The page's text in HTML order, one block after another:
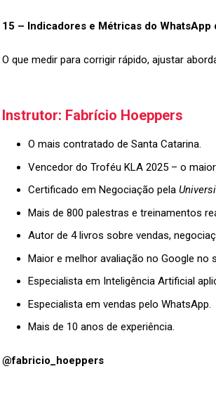
15 – Indicadores e Métricas do WhatsApp
O que medir para corrigir rápido, ajustar
Instrutor: Fabrício Hoeppers
O mais contratado de Santa Catarina.
Vencedor do Troféu KLA 2025 – o
Certificado em Negociação pela
Mais de 800 palestras e treinamentos
Autor de 4 livros sobre vendas,
Maior e melhor avaliação no Google no
Especialista em Inteligência Artificial
Especialista em vendas pelo WhatsApp.
Mais de 10 anos de experiência.
@fabricio_hoeppers